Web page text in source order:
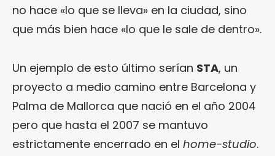
no hace «lo que se lleva» en la ciudad, sino
que más bien hace «lo que le sale de dentro».
Un ejemplo de esto último serían STA, un
proyecto a medio camino entre Barcelona y
Palma de Mallorca que nació en el año 2004
pero que hasta el 2007 se mantuvo
estrictamente encerrado en el home-studio.